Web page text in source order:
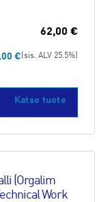
62,00 €
€ (sis. ALV 25.5%)
Katso tuote
(Orgalim
Work